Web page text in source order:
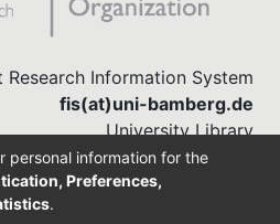
Research Information System
fis(at)uni-bamberg.de
University Library
(0951) 863-1568
personal information for the
Preferences,
.